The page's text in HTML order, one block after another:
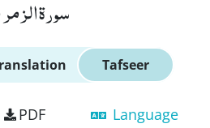
سورة الزمر
Tafseer
PDF Language